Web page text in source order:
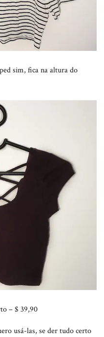
sim, fica na altura do
– $ 39,90
usá-las, se der tudo certo